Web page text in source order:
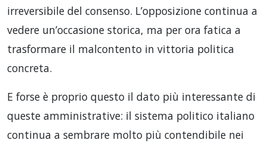
irreversibile del consenso. L’opposizione continua a
vedere un’occasione storica, ma per ora fatica a
trasformare il malcontento in vittoria politica
concreta.
E forse è proprio questo il dato più interessante di
queste amministrative: il sistema politico italiano
continua a sembrare molto più contendibile nei